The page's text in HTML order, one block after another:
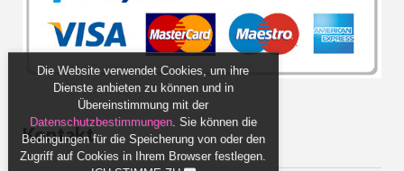
Kontakt
Die Website verwendet Cookies, um ihre
Dienste anbieten zu können und in
Übereinstimmung mit der
Datenschutzbestimmungen. Sie können die
Bedingungen für die Speicherung von oder den
Zugriff auf Cookies in Ihrem Browser festlegen.